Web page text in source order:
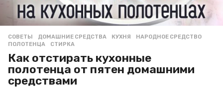
СОВЕТЫ ДОМАШНИЕ СРЕДСТВА ,КУХНЯ ,НАРОДНОЕ СРЕДСТВО
ПОЛОТЕНЦА
,СТИРКА
Как отстирать кухонные
полотенца от пятен домашними
средствами